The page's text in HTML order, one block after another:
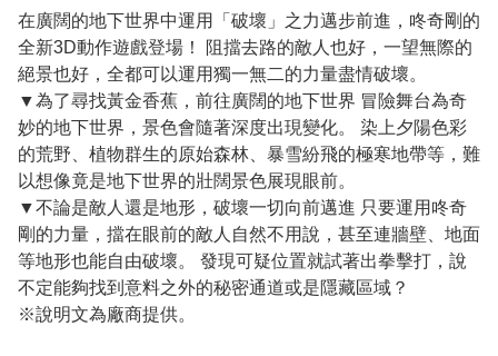
在廣闊的地下世界中運用「破壞」之力邁步前進，咚奇剛的
全新3D動作遊戲登場！ 阻擋去路的敵人也好，一望無際的
絕景也好，全都可以運用獨一無二的力量盡情破壞。
▼為了尋找黃金香蕉，前往廣闊的地下世界 冒險舞台為奇
妙的地下世界，景色會隨著深度出現變化。 染上夕陽色彩
的荒野、植物群生的原始森林、暴雪紛飛的極寒地帶等，難
以想像竟是地下世界的壯闊景色展現眼前。
▼不論是敵人還是地形，破壞一切向前邁進 只要運用咚奇
剛的力量，擋在眼前的敵人自然不用說，甚至連牆壁、地面
等地形也能自由破壞。 發現可疑位置就試著出拳擊打，說
不定能夠找到意料之外的秘密通道或是隱藏區域？
※說明文為廠商提供。